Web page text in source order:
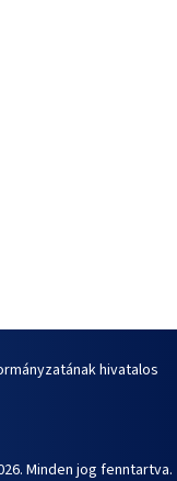
hivatalos
Minden jog fenntartva.